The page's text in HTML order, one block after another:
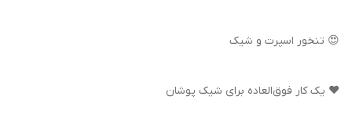
😍 تنخور اسپرت و شیک
❤️ یک کار فوق‌العاده برای شیک پوشان